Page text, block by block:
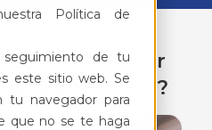
Política de
seguimiento de tu
este sitio web. Se
tu navegador para
que no se te haga
y por
en México?